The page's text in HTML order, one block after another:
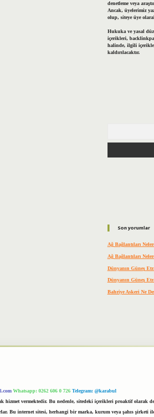
denetleme veya
Ancak, üyelerimiz
olup, siteye üye
Hukuka ve yasal
içerikleri,
halinde, ilgili
kaldırılacaktır.
Son yorumlar
Ağ Bağlantıları
Ağ Bağlantıları
Dünyanın Güneş
Dünyanın Güneş
Bahriye Askeri Ne
Whatsapp: 0262 606 0 726 Telegram: @karabul
vermektedir. Bu nedenle, sitedeki içerikleri proaktif olarak
Bu internet sitesi, herhangi bir marka, kurum veya şahıs şirketi